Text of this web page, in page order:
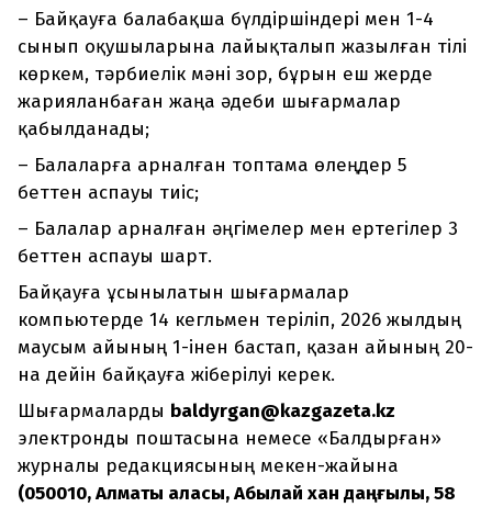
– Байқауға балабақша бүлдіршіндері мен 1-4
сынып оқушыларына лайықталып жазылған тілі
көркем, тәрбиелік мәні зор, бұрын еш жерде
жарияланбаған жаңа әдеби шығармалар
қабылданады;
– Балаларға арналған топтама өлеңдер 5
беттен аспауы тиіс;
– Балалар арналған әңгімелер мен ертегілер 3
беттен аспауы шарт.
Байқауға ұсынылатын шығармалар
компьютерде 14 кегльмен теріліп, 2026 жылдың
маусым айының 1-інен бастап, қазан айының 20-
на дейін байқауға жіберілуі керек.
Шығармаларды baldyrgan@kazgazeta.kz
электронды поштасына немесе «Балдырған»
журналы редакциясының мекен-жайына
(050010, Алматы қаласы, Абылай хан даңғылы, 58